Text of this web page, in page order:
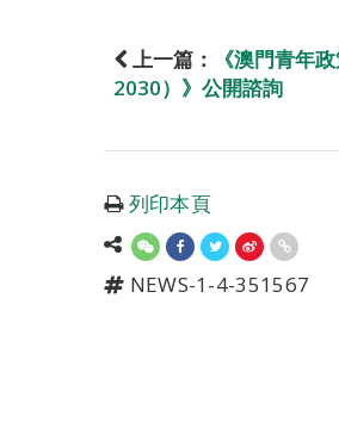
上一篇：
《澳門青年
2030）》公開諮詢
列印本頁
NEWS-1-4-351567